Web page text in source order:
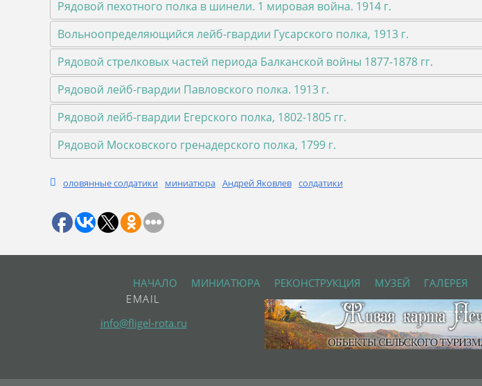
Рядовой пехотного полка в шинели. 1 мировая война. 1914 г.
Вольноопределяющийся лейб-гвардии Гусарского полка, 1913 г.
Рядовой стрелковых частей периода Балканской войны 1877-1878 гг.
Рядовой лейб-гвардии Павловского полка. 1913 г.
Рядовой лейб-гвардии Егерского полка, 1802-1805 гг.
Рядовой Московского гренадерского полка, 1799 г.
оловянные солдатики миниатюра Андрей Яковлев солдатики
НАЧАЛО МИНИАТЮРА РЕКОНСТРУКЦИЯ МУЗЕЙ ГАЛЕРЕЯ
EMAIL
info@fligel-rota.ru